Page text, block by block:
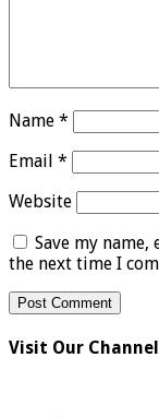
Name *
Email *
Website
Save my
the next time I
Visit Our Channel